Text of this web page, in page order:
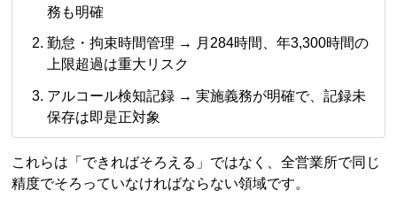
務も明確
勤怠・拘束時間管理 → 月284時間、年3,300時間の
上限超過は重大リスク
アルコール検知記録 → 実施義務が明確で、記録未
保存は即是正対象
これらは「できればそろえる」ではなく、全営業所で同じ
精度でそろっていなければならない領域です。